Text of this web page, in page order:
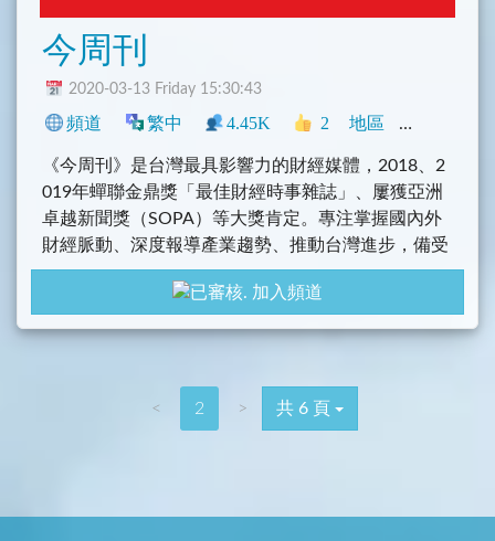
今周刊
2020-03-13 Friday 15:30:43
頻道 繁中 4.45K 2 地區 新聞
《今周刊》是台灣最具影響力的財經媒體，2018、2
019年蟬聯金鼎獎「最佳財經時事雜誌」、屢獲亞洲
卓越新聞獎（SOPA）等大獎肯定。專注掌握國內外
財經脈動、深度報導產業趨勢、推動台灣進步，備受
各界肯定。
加入頻道
< 2 > 共 6 頁